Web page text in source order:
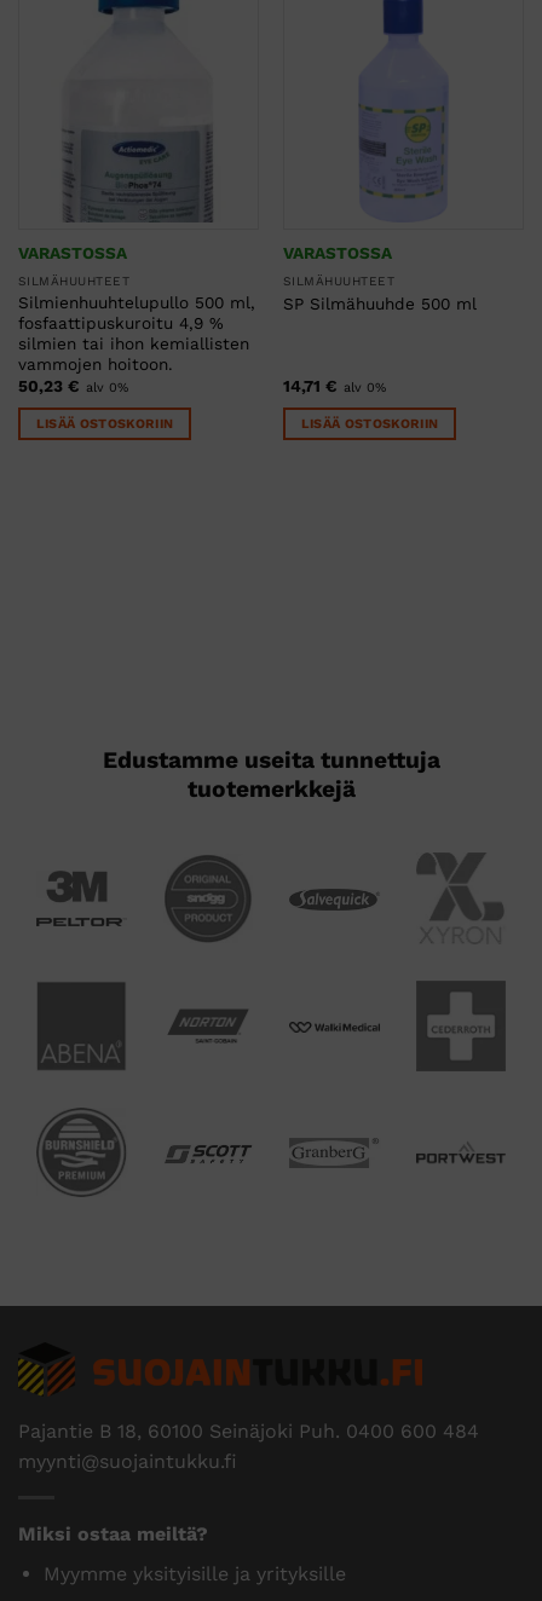
VARASTOSSA
SILMÄHUUHTEET
Silmienhuuhtelupullo 500 ml,
fosfaattipuskuroitu 4,9 %
silmien tai ihon kemiallisten
vammojen hoitoon.
50,23 € alv 0%
LISÄÄ OSTOSKORIIN
VARASTOSSA
SILMÄHUUHTEET
SP Silmähuuhde 500 ml
14,71 € alv 0%
LISÄÄ OSTOSKORIIN
Edustamme useita tunnettuja
tuotemerkkejä
Pajantie B 18, 60100 Seinäjoki Puh. 0400 600 484
myynti@suojaintukku.fi
Miksi ostaa meiltä?
Myymme yksityisille ja yrityksille